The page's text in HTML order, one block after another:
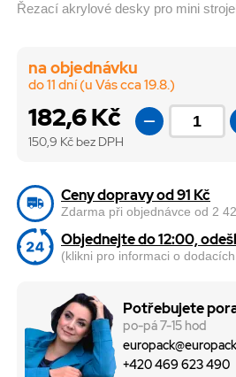
Řezací akrylové desky pro mini
182,6 Kč
150,9 Kč bez DPH
na objednávku
do 11 dní (u Vás cca 19.8.)
Ceny dopravy od 91 Kč
Zdarma při objednávce od 2
Objednejte do 12:00,
(klikni pro informaci o
Potřebujete
po-pá 7-15 hod
+420 469 623 490